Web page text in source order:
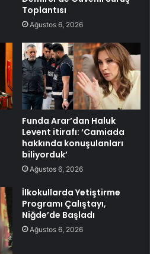
Toplantısı
Ağustos 6, 2026
Funda Arar’dan Haluk
Levent itirafı: ‘Camiada
hakkında konuşulanları
biliyorduk’
Ağustos 6, 2026
İlkokullarda Yetiştirme
Programı Çalıştayı,
Niğde’de Başladı
Ağustos 6, 2026